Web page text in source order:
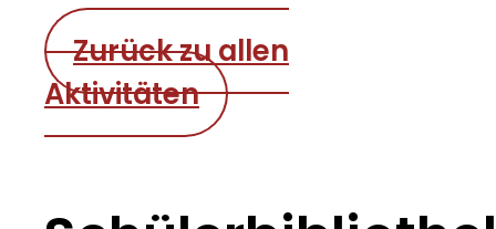
Zurück zu allen
Aktivitäten